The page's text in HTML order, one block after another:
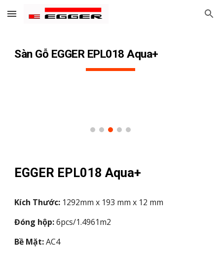
Skip to main content Skip to navigation
Sàn Gỗ EGGER EPL018 Aqua+
EGGER EPL018 Aqua+
Kích Thước: 1292mm x 193 mm x 12 mm
Đóng hộp: 6pcs/1.4961m2
Bề Mặt:AC4